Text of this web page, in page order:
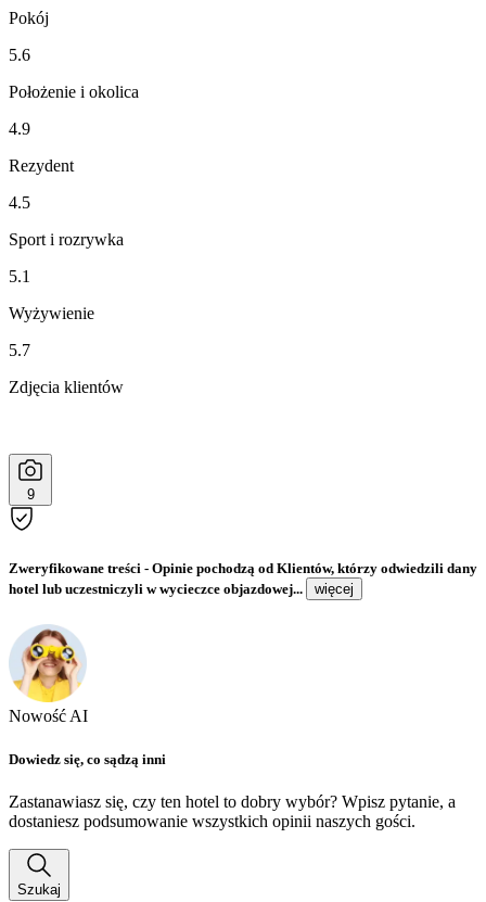
Pokój
5.6
Położenie i okolica
4.9
Rezydent
4.5
Sport i rozrywka
5.1
Wyżywienie
5.7
Zdjęcia klientów
9
Zweryfikowane treści - Opinie pochodzą od Klientów, którzy odwiedzili dany
hotel lub uczestniczyli w wycieczce objazdowej...
więcej
Nowość AI
Dowiedz się, co sądzą inni
Zastanawiasz się, czy ten hotel to dobry wybór? Wpisz pytanie, a
dostaniesz podsumowanie wszystkich opinii naszych gości.
Szukaj